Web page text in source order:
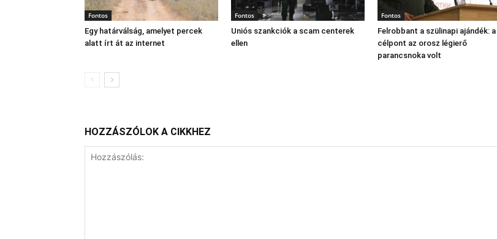
Fontos
Egy határválság, amelyet percek
alatt írt át az internet
Fontos
Uniós szankciók a scam centerek
ellen
Fontos
Felrobbant a szülinapi ajándék: a
célpont az orosz légierő
parancsnoka volt
HOZZÁSZÓLOK A CIKKHEZ